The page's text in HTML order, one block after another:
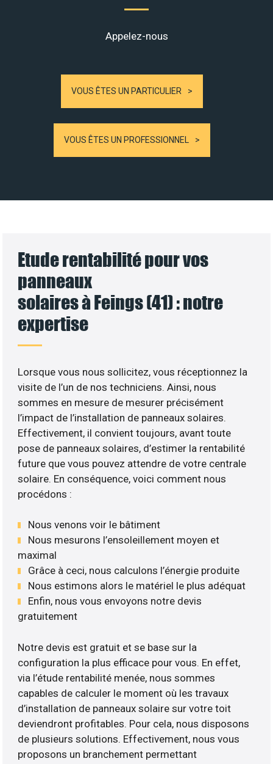
Appelez-nous
VOUS ÊTES UN PARTICULIER
VOUS ÊTES UN PROFESSIONNEL
Etude rentabilité pour vos
panneaux
solaires à Feings (41) : notre
expertise
Lorsque vous nous sollicitez, vous réceptionnez la
visite de l’un de nos techniciens. Ainsi, nous
sommes en mesure de mesurer précisément
l’impact de l’installation de panneaux solaires.
Effectivement, il convient toujours, avant toute
pose de panneaux solaires, d’estimer la rentabilité
future que vous pouvez attendre de votre centrale
solaire. En conséquence, voici comment nous
procédons :
Nous venons voir le bâtiment
Nous mesurons l’ensoleillement moyen et
maximal
Grâce à ceci, nous calculons l’énergie produite
Nous estimons alors le matériel le plus adéquat
Enfin, nous vous envoyons notre devis
gratuitement
Notre devis est gratuit et se base sur la
configuration la plus efficace pour vous. En effet,
via l’étude rentabilité menée, nous sommes
capables de calculer le moment où les travaux
d’installation de panneaux solaire sur votre toit
deviendront profitables. Pour cela, nous disposons
de plusieurs solutions. Effectivement, nous vous
proposons un branchement permettant